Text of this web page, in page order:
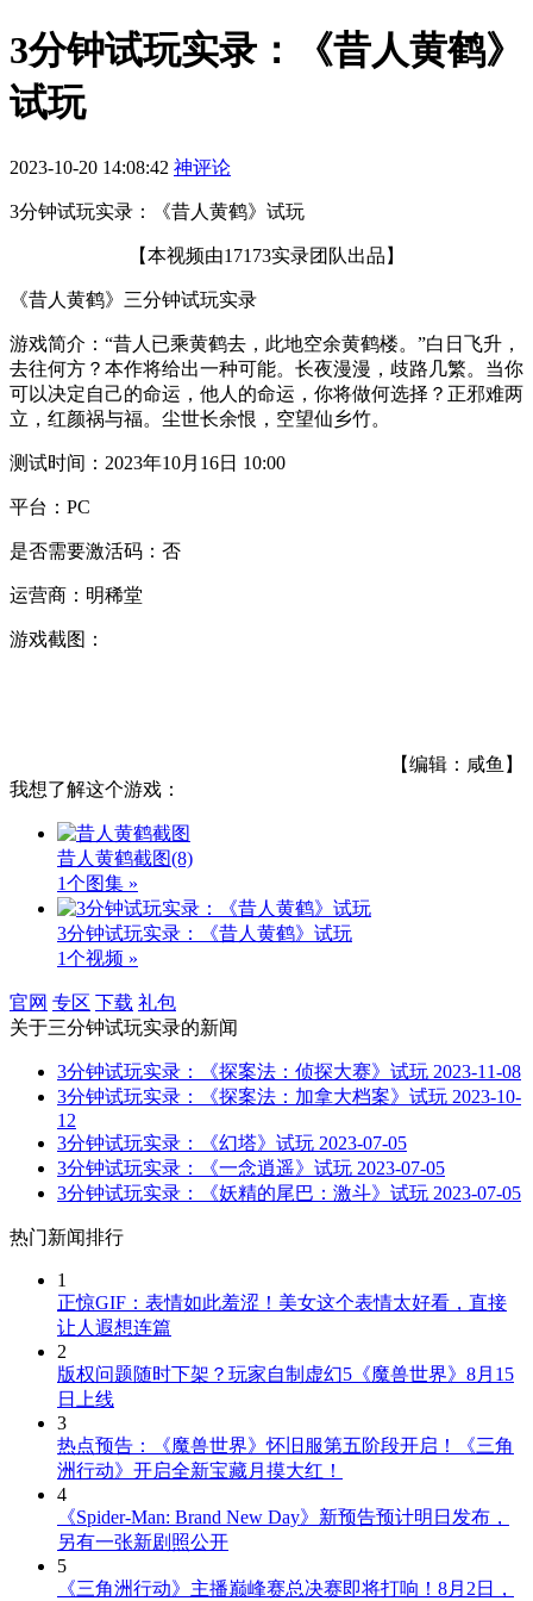
3分钟试玩实录：《昔人黄鹤》
试玩
2023-10-20 14:08:42 神评论
3分钟试玩实录：《昔人黄鹤》试玩
【本视频由17173实录团队出品】
《昔人黄鹤》三分钟试玩实录
游戏简介：“昔人已乘黄鹤去，此地空余黄鹤楼。”白日飞升，
去往何方？本作将给出一种可能。长夜漫漫，歧路几繁。当你
可以决定自己的命运，他人的命运，你将做何选择？正邪难两
立，红颜祸与福。尘世长余恨，空望仙乡竹。
测试时间：2023年10月16日 10:00
平台：PC
是否需要激活码：否
运营商：明稀堂
游戏截图：
【编辑：咸鱼】
我想了解这个游戏：
昔人黄鹤截图(8)
1个图集 »
3分钟试玩实录：《昔人黄鹤》试玩
1个视频 »
官网 专区 下载 礼包
关于三分钟试玩实录的新闻
3分钟试玩实录：《探案法：侦探大赛》试玩 2023-11-08
3分钟试玩实录：《探案法：加拿大档案》试玩 2023-10-
12
3分钟试玩实录：《幻塔》试玩 2023-07-05
3分钟试玩实录：《一念逍遥》试玩 2023-07-05
3分钟试玩实录：《妖精的尾巴：激斗》试玩 2023-07-05
热门新闻排行
1
正惊GIF：表情如此羞涩！美女这个表情太好看，直接
让人遐想连篇
2
版权问题随时下架？玩家自制虚幻5《魔兽世界》8月15
日上线
3
热点预告：《魔兽世界》怀旧服第五阶段开启！《三角
洲行动》开启全新宝藏月摸大红！
4
《Spider-Man: Brand New Day》新预告预计明日发布，
另有一张新剧照公开
5
《三角洲行动》主播巅峰赛总决赛即将打响！8月2日，